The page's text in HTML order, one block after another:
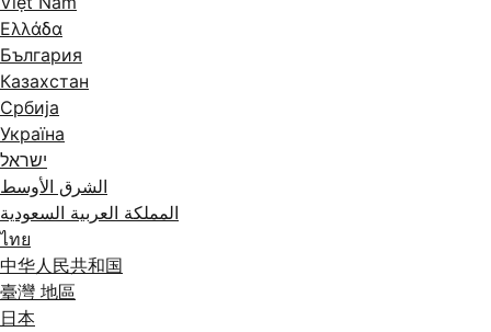
Ελλάδα
България
Казахстан
Србија
Україна
ישראל
الشرق الأوسط
المملكة العربية السعودية
ไทย
中华人民共和国
臺灣 地區
日本